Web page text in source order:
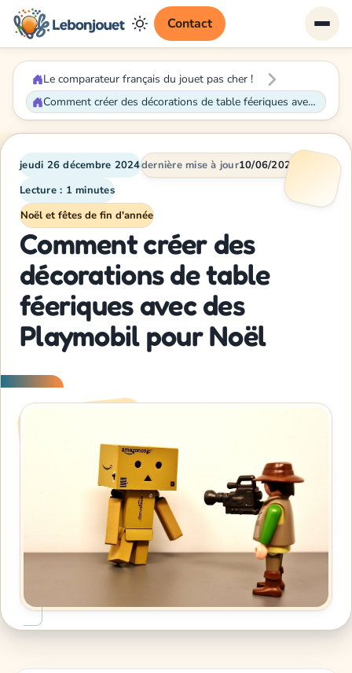
Contact
Le comparateur français du jouet pas cher !
Comment créer des décorations de table féeriques avec des Playmobil pour Noël
jeudi 26 décembre 2024dernière mise à jour10/06/2026
Lecture : 1 minutes
Noël et fêtes de fin d'année
Comment créer des
décorations de table
féeriques avec des
Playmobil pour Noël